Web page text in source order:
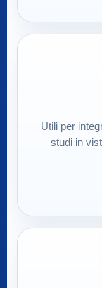
Utili per
studi in